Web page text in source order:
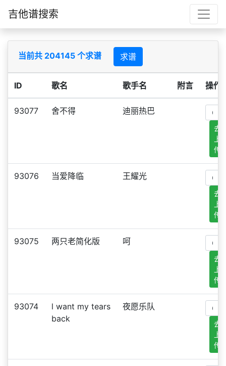
吉他谱搜索
当前共 204145 个求谱 求谱
ID 歌名 歌手名 附言 操作
93077 舍不得 迪丽热巴
去
上
传
93076 当爱降临 王耀光
去
上
传
93075 两只老简化版 呵
去
上
传
93074
l want my tears
back
夜愿乐队
去
上
传